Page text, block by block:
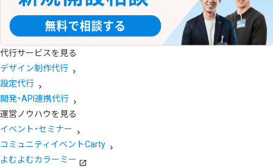
代行サービスを見る
デザイン制作代行
設定代行
開発・API連携代行
運営ノウハウを見る
イベント・セミナー
コミュニティイベントCarty
よむよむカラーミー